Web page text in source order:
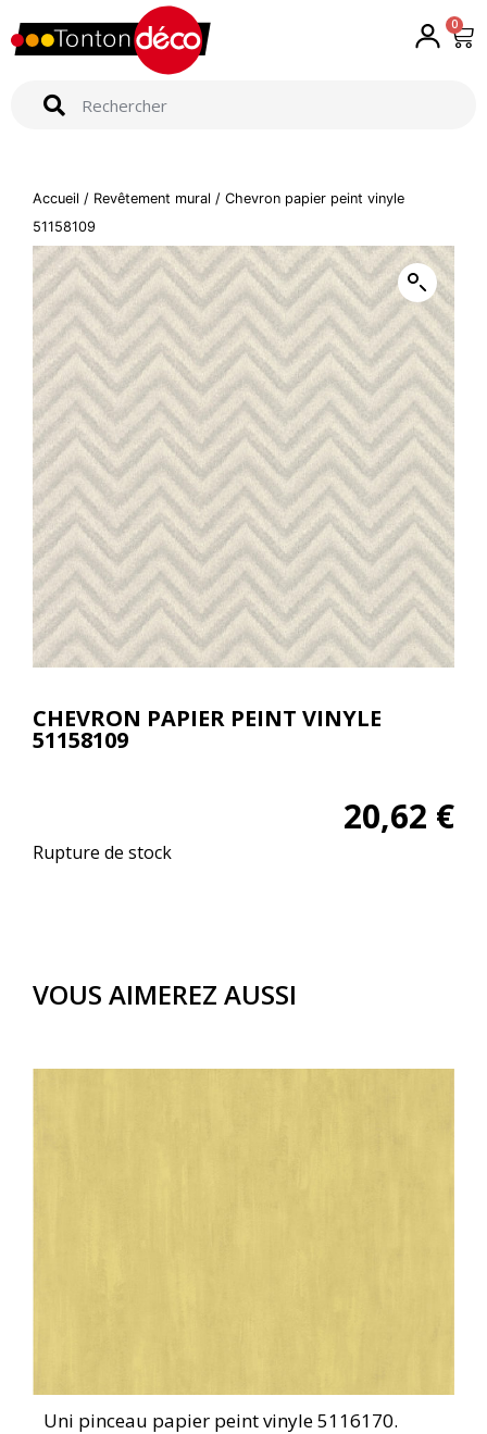
0
Accueil / Revêtement mural / Chevron papier peint vinyle
51158109
CHEVRON PAPIER PEINT VINYLE
51158109
20,62 €
Rupture de stock
VOUS AIMEREZ AUSSI
Uni pinceau papier peint vinyle 5116170.